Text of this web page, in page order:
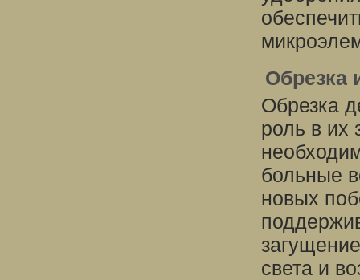
Обрезка
Обрезка
роль в их
больные
новых
света и